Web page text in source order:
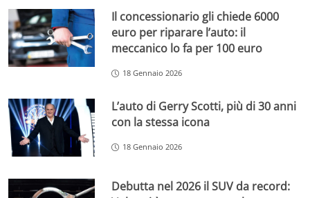
Il concessionario gli chiede 6000
euro per riparare l’auto: il
meccanico lo fa per 100 euro
18 Gennaio 2026
L’auto di Gerry Scotti, più di 30 anni
con la stessa icona
18 Gennaio 2026
Debutta nel 2026 il SUV da record: